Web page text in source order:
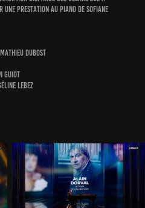
une prestation au piano de Sofiane
DUBOST
GUIOT
lebez